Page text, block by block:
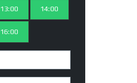
13:00 14:00
16:00